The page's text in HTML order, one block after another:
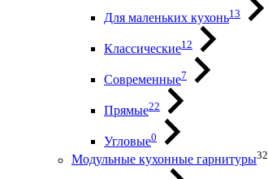
Для маленьких кухонь13
Классические12
Современные7
Прямые22
Угловые0
Модульные кухонные гарнитуры32